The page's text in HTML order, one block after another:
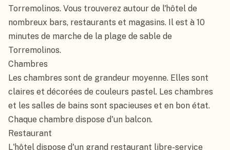
Torremolinos. Vous trouverez autour de l'hôtel de
nombreux bars, restaurants et magasins. Il est à 10
minutes de marche de la plage de sable de
Torremolinos.
Chambres
Les chambres sont de grandeur moyenne. Elles sont
claires et décorées de couleurs pastel. Les chambres
et les salles de bains sont spacieuses et en bon état.
Chaque chambre dispose d'un balcon.
Restaurant
L'hôtel dispose d'un grand restaurant libre-service